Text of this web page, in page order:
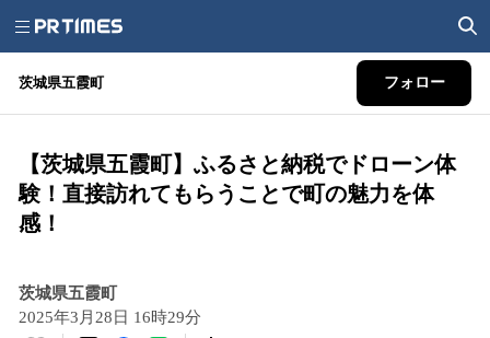
茨城県五霞町 フォロー
【茨城県五霞町】ふるさと納税でドローン体
験！直接訪れてもらうことで町の魅力を体
感！
茨城県五霞町
2025年3月28日 16時29分